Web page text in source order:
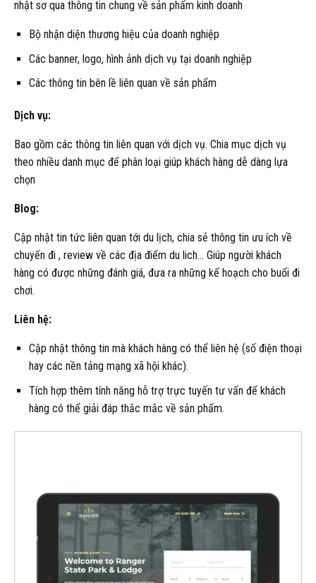
nhật sơ qua thông tin chung về sản phẩm kinh doanh
Bộ nhận diện thương hiệu của doanh nghiệp
Các banner, logo, hình ảnh dịch vụ tại doanh nghiệp
Các thông tin bên lề liên quan về sản phẩm
Dịch vụ:
Bao gồm các thông tin liên quan với dịch vụ. Chia mục dịch vụ
theo nhiều danh mục để phân loại giúp khách hàng dễ dàng lựa
chọn
Blog:
Cập nhật tin tức liên quan tới du lịch, chia sẻ thông tin ưu ích về
chuyến đi , review về các địa điểm du lich… Giúp người khách
hàng có được những đánh giá, đưa ra những kế hoạch cho buổi đi
chơi.
Liên hệ:
Cập nhật thông tin mà khách hàng có thể liên hệ (số điện thoại
hay các nền tảng mạng xã hội khác).
Tích hợp thêm tính năng hỗ trợ trực tuyến tư vấn để khách
hàng có thể giải đáp thắc mắc về sản phẩm.